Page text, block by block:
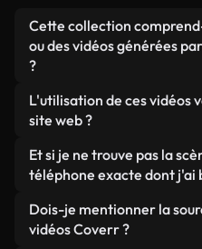
Cette collection
ou des vidéos générées
?
Les deux. Il s'agit d'une
composée de véritables
de vidéos générées par
clairement identifiée afin
toujours ce que vous
L'utilisation de ces vidéos
site web ?
Sauf si vous choisissez
Nous proposons des
ils conservent une
minimisant les temps de
Et si je ne trouve pas la
téléphone exacte dont j'ai
Vous pouvez en créer
Coverr AI Studio. Il vous
Dois-je mentionner la
vidéos Coverr ?